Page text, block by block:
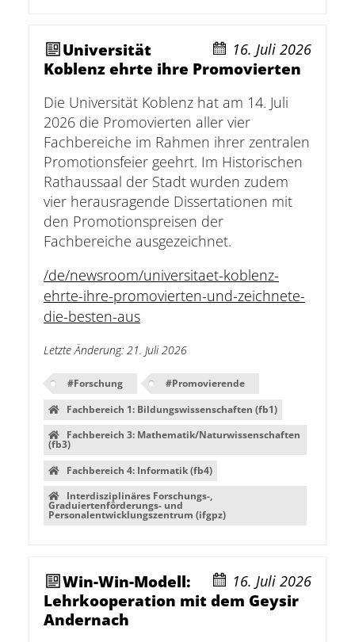
16. Juli 2026
Universität
Koblenz ehrte ihre Promovierten
Die Universität Koblenz hat am 14. Juli
2026 die Promovierten aller vier
Fachbereiche im Rahmen ihrer zentralen
Promotionsfeier geehrt. Im Historischen
Rathaussaal der Stadt wurden zudem
vier herausragende Dissertationen mit
den Promotionspreisen der
Fachbereiche ausgezeichnet.
/de/newsroom/universitaet-koblenz-
ehrte-ihre-promovierten-und-zeichnete-
die-besten-aus
Letzte Änderung: 21. Juli 2026
#Forschung #Promovierende
Fachbereich 1: Bildungswissenschaften (fb1)
Fachbereich 3: Mathematik/Naturwissenschaften
(fb3)
Fachbereich 4: Informatik (fb4)
Interdisziplinäres Forschungs-,
Graduiertenförderungs- und
Personalentwicklungszentrum (ifgpz)
16. Juli 2026
Win-Win-Modell:
Lehrkooperation mit dem Geysir
Andernach